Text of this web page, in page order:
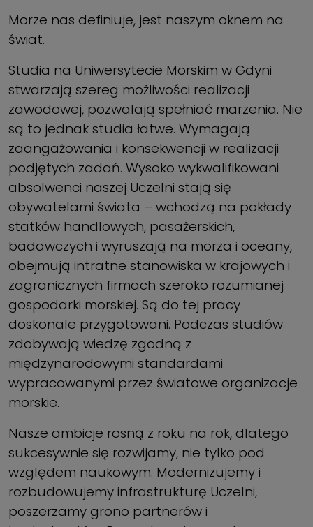
Morze nas definiuje, jest naszym oknem na
świat.
Studia na Uniwersytecie Morskim w Gdyni
stwarzają szereg możliwości realizacji
zawodowej, pozwalają spełniać marzenia. Nie
są to jednak studia łatwe. Wymagają
zaangażowania i konsekwencji w realizacji
podjętych zadań. Wysoko wykwalifikowani
absolwenci naszej Uczelni stają się
obywatelami świata – wchodzą na pokłady
statków handlowych, pasażerskich,
badawczych i wyruszają na morza i oceany,
obejmują intratne stanowiska w krajowych i
zagranicznych firmach szeroko rozumianej
gospodarki morskiej. Są do tej pracy
doskonale przygotowani. Podczas studiów
zdobywają wiedzę zgodną z
międzynarodowymi standardami
wypracowanymi przez światowe organizacje
morskie.
Nasze ambicje rosną z roku na rok, dlatego
sukcesywnie się rozwijamy, nie tylko pod
względem naukowym. Modernizujemy i
rozbudowujemy infrastrukturę Uczelni,
poszerzamy grono partnerów i